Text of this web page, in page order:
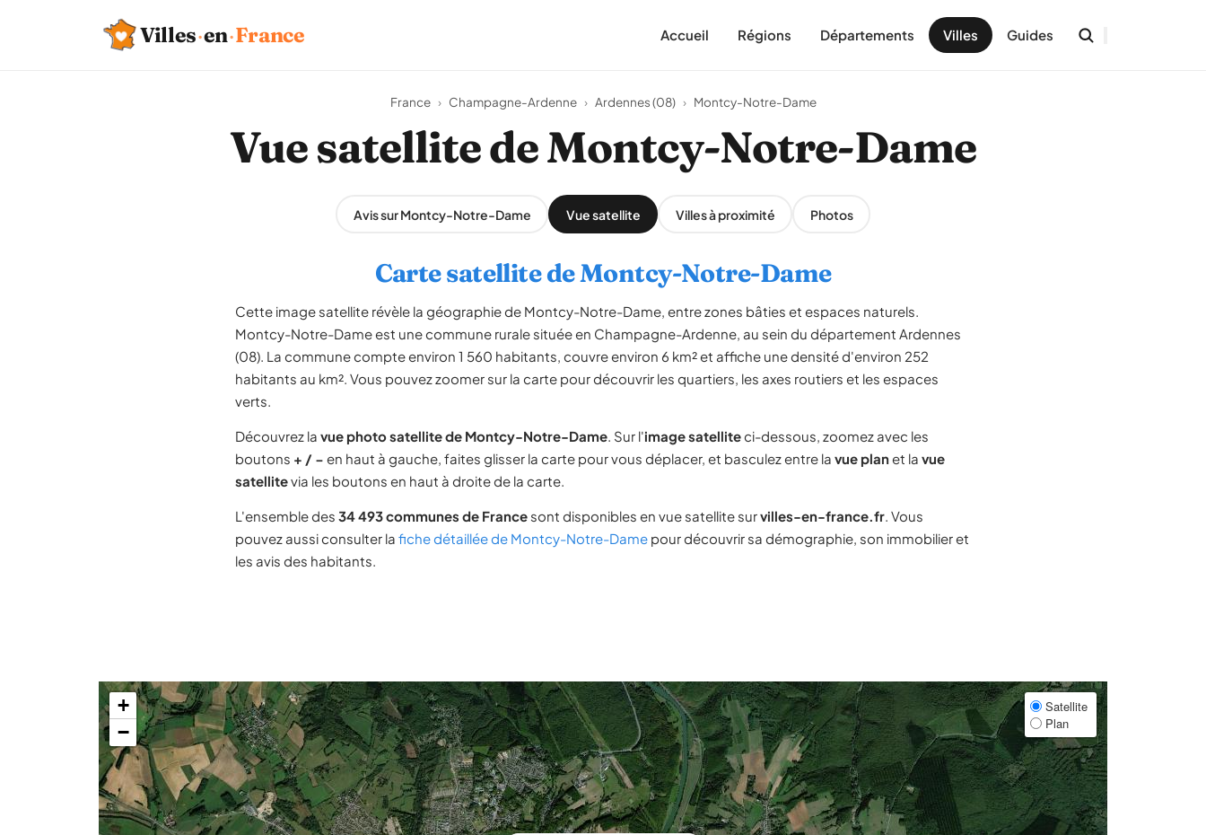
Villes·en·France Accueil Régions Départements Villes Guides
France › Champagne-Ardenne › Ardennes (08) › Montcy-Notre-Dame
Vue satellite de Montcy-Notre-Dame
Avis sur Montcy-Notre-Dame Vue satellite Villes à proximité Photos
Carte satellite de Montcy-Notre-Dame
Cette image satellite révèle la géographie de Montcy-Notre-Dame, entre zones bâties et espaces naturels.
Montcy-Notre-Dame est une commune rurale située en Champagne-Ardenne, au sein du département Ardennes
(08). La commune compte environ 1 560 habitants, couvre environ 6 km² et affiche une densité d'environ 252
habitants au km². Vous pouvez zoomer sur la carte pour découvrir les quartiers, les axes routiers et les espaces
verts.
Découvrez la vue photo satellite de Montcy-Notre-Dame. Sur l'image satelliteci-dessous, zoomez avec les
boutons + / − en haut à gauche, faites glisser la carte pour vous déplacer, et basculez entre la vue planet la vue
satellitevia les boutons en haut à droite de la carte.
L'ensemble des 34 493 communes de France sont disponibles en vue satellite survilles-en-france.fr. Vous
pouvez aussi consulter la fiche détaillée de Montcy-Notre-Dame pour découvrir sa démographie, son immobilier et
les avis des habitants.
+
−
Satellite
Plan